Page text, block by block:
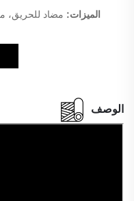
الميزات: مضاد للحريق،
الوصف